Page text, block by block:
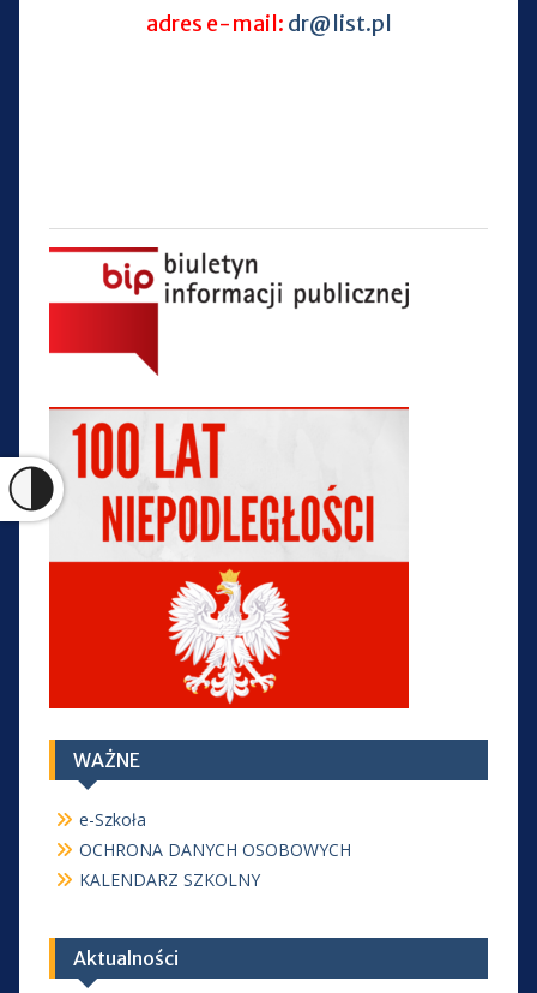
adres e-mail: dr@list.pl
WAŻNE
e-Szkoła
OCHRONA DANYCH OSOBOWYCH
KALENDARZ SZKOLNY
Aktualności